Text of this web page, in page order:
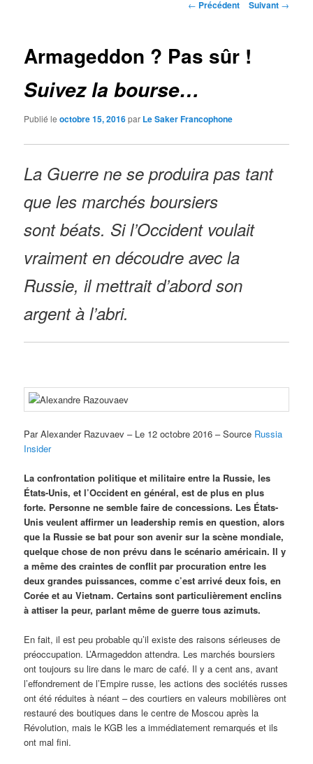
Navigation
← Précédent Suivant →
Armageddon ? Pas sûr !
Suivez la bourse…
Publié leoctobre 15, 2016par Le Saker Francophone
La Guerre ne se produira pas tant
que les marchés boursiers
sont béats. Si l’Occident voulait
vraiment en découdre avec la
Russie, il mettrait d’abord son
argent à l’abri.
Par Alexander Razuvaev – Le 12 octobre 2016 – Source Russia
Insider
La confrontation politique et militaire entre la Russie, les
États-Unis, et l’Occident en général, est de plus en plus
forte. Personne ne semble faire de concessions. Les États-
Unis veulent affirmer un leadership remis en question, alors
que la Russie se bat pour son avenir sur la scène mondiale,
quelque chose de non prévu dans le scénario américain. Il y
a même des craintes de conflit par procuration entre les
deux grandes puissances, comme c’est arrivé deux fois, en
Corée et au Vietnam. Certains sont particulièrement enclins
à attiser la peur, parlant même de guerre tous azimuts.
En fait, il est peu probable qu’il existe des raisons sérieuses de
préoccupation. L’Armageddon attendra. Les marchés boursiers
ont toujours su lire dans le marc de café. Il y a cent ans, avant
l’effondrement de l’Empire russe, les actions des sociétés russes
ont été réduites à néant – des courtiers en valeurs mobilières ont
restauré des boutiques dans le centre de Moscou après la
Révolution, mais le KGB les a immédiatement remarqués et ils
ont mal fini.